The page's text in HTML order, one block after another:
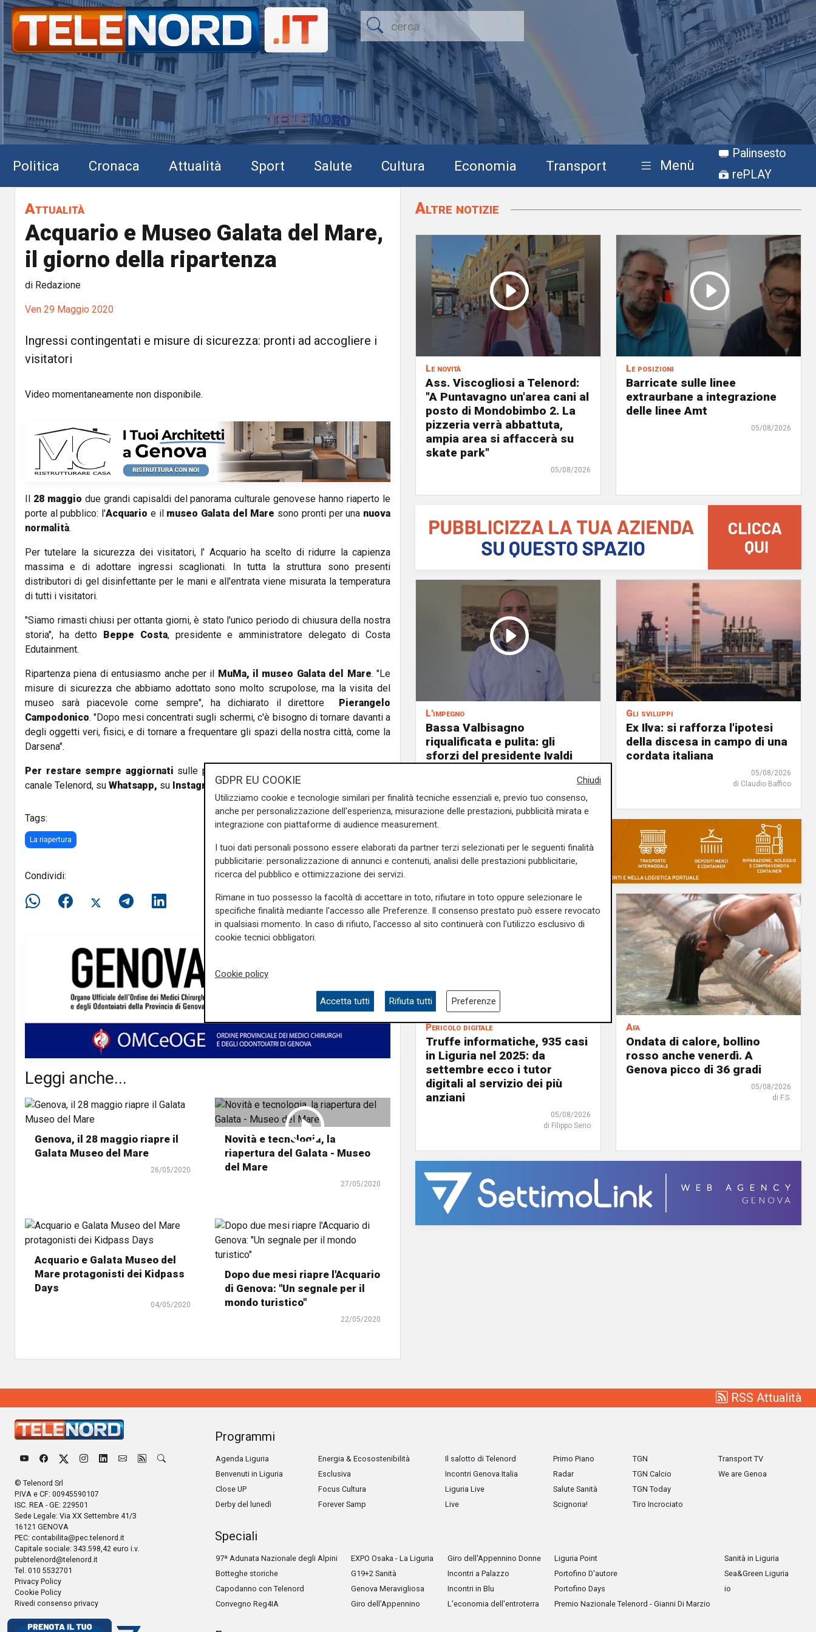
Politica Cronaca Attualità Sport Salute Cultura Economia Transport Menù
Palinsesto
rePLAY
Attualità
Acquario e Museo Galata del Mare,
il giorno della ripartenza
di Redazione
Ven 29 Maggio 2020
Ingressi contingentati e misure di sicurezza: pronti ad accogliere i
visitatori
Video momentaneamente non disponibile.
28 maggio due grandi capisaldi del panorama culturale genovese hanno riaperto le
porte al pubblico: l'Acquario e il museo Galata del Mare sono pronti per una nuova
normalità.
Per tutelare la sicurezza dei visitatori, l' Acquario ha scelto di ridurre la capienza
massima e di adottare ingressi scaglionati. In tutta la struttura sono presenti
distributori di gel disinfettante per le mani e all'entrata viene misurata la temperatura
di tutti i visitatori.
"Siamo rimasti chiusi per ottanta giorni, è stato l'unico periodo di chiusura della nostra
storia", ha detto
Beppe Costa, presidente e amministratore delegato di Costa
Edutainment.
Ripartenza piena di entusiasmo anche per il MuMa, il museo Galata del Mare. "Le
misure di sicurezza che abbiamo adottato sono molto scrupolose, ma la visita del
museo sarà piacevole come sempre", ha dichiarato il direttore
Pierangelo
Campodonico. "Dopo mesi concentrati sugli schermi, c'è bisogno di tornare davanti a
degli oggetti veri, fisici, e di tornare a frequentare gli spazi della nostra città, come la
Darsena".
Per restare sempre aggiornati sulle principali notizie sulla Liguria seguiteci sul
canale Telenord, su Whatsapp, su Instagram,suYoutubee suFacebook
Tags:
La riapertura
Condividi:
Leggi anche...
Genova, il 28 maggio riapre il
Galata Museo del Mare
26/05/2020
Novità e tecnologia, la
riapertura del Galata - Museo
del Mare
27/05/2020
Acquario e Galata Museo del
Mare protagonisti dei Kidpass
Days
04/05/2020
Dopo due mesi riapre l'Acquario
di Genova: "Un segnale per il
mondo turistico"
22/05/2020
Altre notizie
Le novità
Ass. Viscogliosi a Telenord:
"A Puntavagno un'area cani al
posto di Mondobimbo 2. La
pizzeria verrà abbattuta,
ampia area si affaccerà su
skate park"
05/08/2026
Le posizioni
Barricate sulle linee
extraurbane a integrazione
delle linee Amt
05/08/2026
L'impegno
Bassa Valbisagno
riqualificata e pulita: gli
sforzi del presidente Ivaldi
Gli sviluppi
Ex Ilva: si rafforza l'ipotesi
della discesa in campo di una
cordata italiana
05/08/2026
di Claudio Baffico
Pericolo digitale
Truffe informatiche, 935 casi
in Liguria nel 2025: da
settembre ecco i tutor
digitali al servizio dei più
anziani
05/08/2026
di Filippo Serio
Afa
Ondata di calore, bollino
rosso anche venerdì. A
Genova picco di 36 gradi
05/08/2026
di F.S.
RSS Attualità
© Telenord Srl
P.IVA e CF: 00945590107
ISC. REA - GE: 229501
Sede Legale: Via XX Settembre 41/3
16121 GENOVA
PEC: contabilita@pec.telenord.it
Capitale sociale: 343.598,42 euro i.v.
pubtelenord@telenord.it
Tel. 010 5532701
Privacy Policy
Cookie Policy
Rivedi consenso privacy
Programmi
Agenda Liguria
Benvenuti in Liguria
Close UP
Derby del lunedì
Energia & Ecosostenibilità
Esclusiva
Focus Cultura
Forever Samp
Il salotto di Telenord
Incontri Genova Italia
Liguria Live
Live
Primo Piano
Radar
Salute Sanità
Scignoria!
TGN
TGN Calcio
TGN Today
Tiro Incrociato
Transport TV
We are Genoa
Speciali
97ª Adunata Nazionale degli Alpini
Botteghe storiche
Capodanno con Telenord
Convegno Reg4IA
EXPO Osaka - La Liguria
G19+2 Sanità
Genova Meravigliosa
Giro dell'Appennino
Giro dell'Appennino Donne
Incontri a Palazzo
Incontri in Blu
L'economia dell'entroterra
Liguria Point
Portofino D'autore
Portofino Days
Premio Nazionale Telenord - Gianni Di Marzio
Sanità in Liguria
Sea&Green Liguria
io
Chiudi
GDPR EU COOKIE
Utilizziamo cookie e tecnologie similari per finalità tecniche essenziali e, previo tuo consenso,
anche per personalizzazione dell'esperienza, misurazione delle prestazioni, pubblicità mirata e
integrazione con piattaforme di audience measurement.
I tuoi dati personali possono essere elaborati da partner terzi selezionati per le seguenti finalità
pubblicitarie: personalizzazione di annunci e contenuti, analisi delle prestazioni pubblicitarie,
ricerca del pubblico e ottimizzazione dei servizi.
Rimane in tuo possesso la facoltà di accettare in toto, rifiutare in toto oppure selezionare le
specifiche finalità mediante l'accesso alle Preferenze. Il consenso prestato può essere revocato
in qualsiasi momento. In caso di rifiuto, l'accesso al sito continuerà con l'utilizzo esclusivo di
cookie tecnici obbligatori.
Cookie policy
Accetta tutti Rifiuta tutti Preferenze